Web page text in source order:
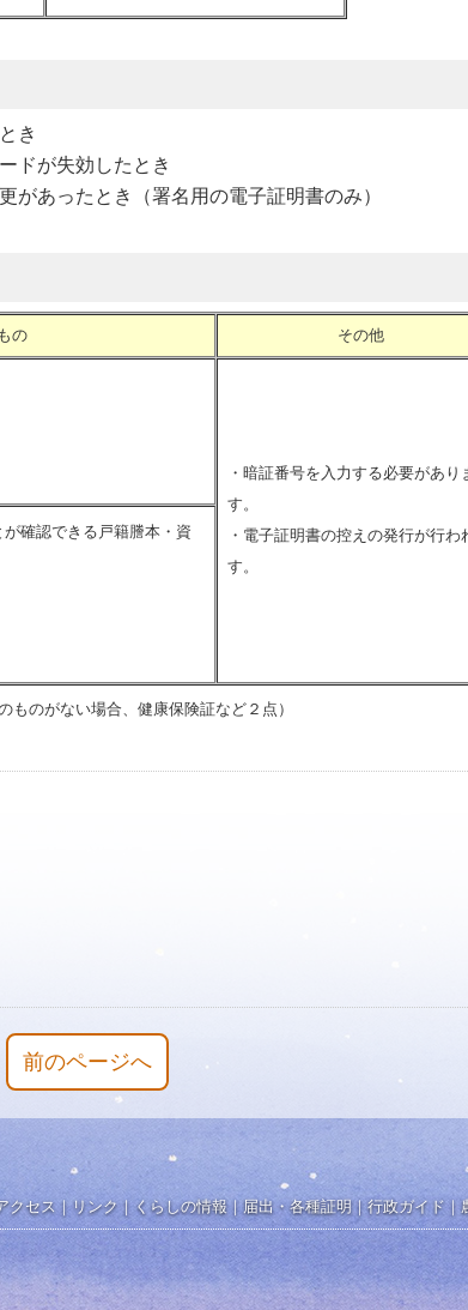
き
ドが失効したとき
があったとき（署名用の電子証明書のみ）
の その他
・暗証番号を入力する必要があり
す。
・電子証明書の控えの発行が行わ
す。
確認できる戸籍謄本・資
のがない場合、健康保険証など２点）
前のページへ
クセス｜リンク ｜くらしの情報｜ 届出・各種証明｜ 行政ガイド ｜